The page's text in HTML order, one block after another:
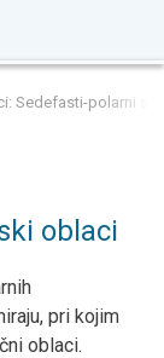
Sedefasti-polarni
oblaci
pri kojim
oblaci.